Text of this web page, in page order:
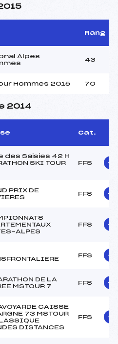
Rang
Alpes
43
Hommes 2015 70
2014
Cat.
des Saisies 42 H
SKI TOUR
FFS
PRIX DE
FFS
ALPES
FFS
FFS
DE LA
MSTOUR 7
FFS
CAISSE
73 MSTOUR
DISTANCES
FFS